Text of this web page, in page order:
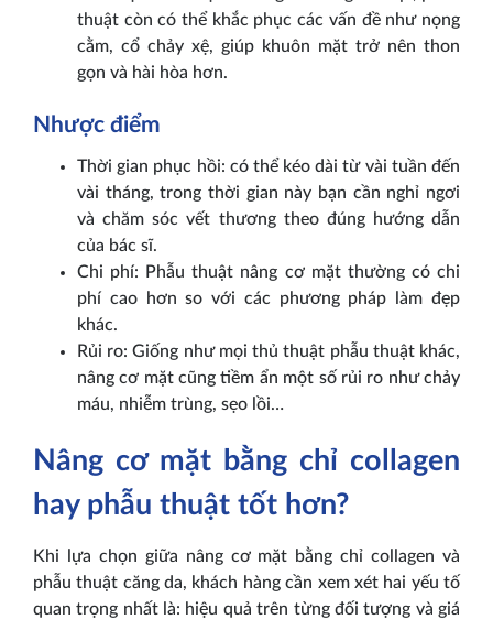
thuật còn có thể khắc phục các vấn đề như nọng
cằm, cổ chảy xệ, giúp khuôn mặt trở nên thon
gọn và hài hòa hơn.
Nhược điểm
Thời gian phục hồi: có thể kéo dài từ vài tuần đến
vài tháng, trong thời gian này bạn cần nghỉ ngơi
và chăm sóc vết thương theo đúng hướng dẫn
của bác sĩ.
Chi phí: Phẫu thuật nâng cơ mặt thường có chi
phí cao hơn so với các phương pháp làm đẹp
khác.
Rủi ro: Giống như mọi thủ thuật phẫu thuật khác,
nâng cơ mặt cũng tiềm ẩn một số rủi ro như chảy
máu, nhiễm trùng, sẹo lồi…
Nâng cơ mặt bằng chỉ collagen
hay phẫu thuật tốt hơn?
Khi lựa chọn giữa nâng cơ mặt bằng chỉ collagen và
phẫu thuật căng da, khách hàng cần xem xét hai yếu tố
quan trọng nhất là: hiệu quả trên từng đối tượng và giá